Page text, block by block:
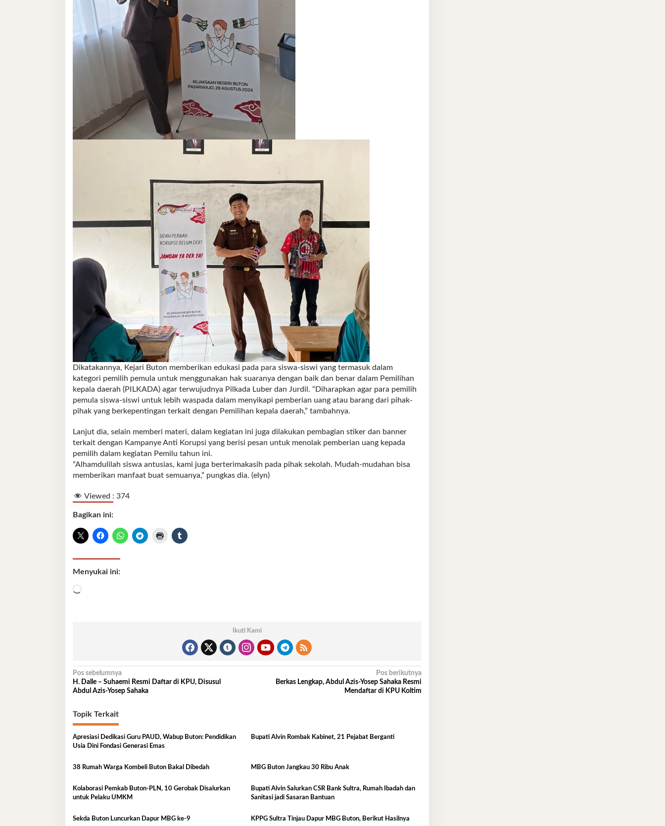
Dikatakannya, Kejari Buton memberikan edukasi pada para siswa-siswi yang termasuk dalam
kategori pemilih pemula untuk menggunakan hak suaranya dengan baik dan benar dalam Pemilihan
kepala daerah (PILKADA) agar terwujudnya Pilkada Luber dan Jurdil. “Diharapkan agar para pemilih
pemula siswa-siswi untuk lebih waspada dalam menyikapi pemberian uang atau barang dari pihak-
pihak yang berkepentingan terkait dengan Pemilihan kepala daerah,” tambahnya.
Lanjut dia, selain memberi materi, dalam kegiatan ini juga dilakukan pembagian stiker dan banner
terkait dengan Kampanye Anti Korupsi yang berisi pesan untuk menolak pemberian uang kepada
pemilih dalam kegiatan Pemilu tahun ini.
“Alhamdulilah siswa antusias, kami juga berterimakasih pada pihak sekolah. Mudah-mudahan bisa
memberikan manfaat buat semuanya,” pungkas dia. (elyn)
Viewed : 374
Bagikan ini:
Menyukai ini:
Memuat...
Ikuti Kami
Navigasi
pos
Pos sebelumnya
H. Dalle – Suhaemi Resmi Daftar di KPU, Disusul
Abdul Azis-Yosep Sahaka
Pos berikutnya
Berkas Lengkap, Abdul Azis-Yosep Sahaka Resmi
Mendaftar di KPU Koltim
Topik Terkait
Apresiasi Dedikasi Guru PAUD, Wabup Buton: Pendidikan
Usia Dini Fondasi Generasi Emas
Bupati Alvin Rombak Kabinet, 21 Pejabat Berganti
38 Rumah Warga Kombeli Buton Bakal Dibedah MBG Buton Jangkau 30 Ribu Anak
Kolaborasi Pemkab Buton-PLN, 10 Gerobak Disalurkan
untuk Pelaku UMKM
Bupati Alvin Salurkan CSR Bank Sultra, Rumah Ibadah dan
Sanitasi jadi Sasaran Bantuan
Sekda Buton Luncurkan Dapur MBG ke-9 KPPG Sultra Tinjau Dapur MBG Buton, Berikut Hasilnya